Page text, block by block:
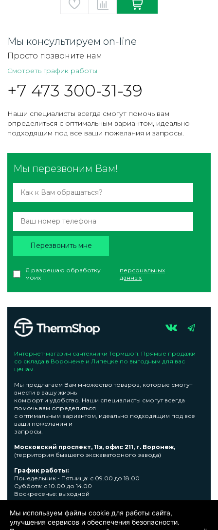
Мы консультируем on-line
Просто позвоните нам
Смотреть график работы
+7 473 300-31-39
Наши специалисты всегда смогут помочь вам
определиться с оптимальным вариантом, идеально
подходящим под все ваши пожелания и запросы.
Мы перезвоним Вам!
Я разрешаю обработку
моих
персональных
данных
Перезвонить мне
Интернет-магазин сантехники Термшоп. Прямые продажи
со склада в Воронеже и Липецке по выгодным для вас
ценам.
Мы предлагаем Вам множество товаров, которые смогут
внести в вашу жизнь
комфорт и удобство. Наши специалисты смогут всегда
помочь вам определиться
с оптимальным вариантом, идеально подходящим под все
ваши пожелания и
запросы.
Московский проспект, 11з, офис 211, г. Воронеж,
(территория бывшего экскаваторного завода)
График работы:
Понедельник - Пятница: с 09.00 до 18.00
Суббота: с 10.00 до 14.00
Воскресенье: выходной
Узнать подробную информациювы сможете по телефону +7
473 300-31-39 или E-mail: sale@thermshop.ru
Мы используем файлы cookie для работы сайта,
улучшения сервисов и обеспечения безопасности.